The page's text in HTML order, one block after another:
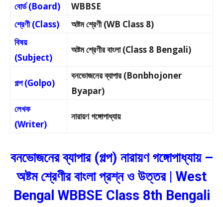
বোর্ড (Board)
WBBSE
শ্রেণী (Class)
অষ্টম শ্রেণী (WB Class 8)
বিষয়
(Subject)
অষ্টম শ্রেণীর বাংলা (Class 8 Bengali)
গল্প (Golpo)
বনভোজনের ব্যাপার (Bonbhojoner
Byapar)
লেখক
(Writer)
নারায়ণ গঙ্গোপাধ্যায়
বনভোজনের ব্যাপার (গল্প) নারায়ণ গঙ্গোপাধ্যায় –
অষ্টম শ্রেণীর বাংলা প্রশ্ন ও উত্তর | West
Bengal WBBSE Class 8th Bengali